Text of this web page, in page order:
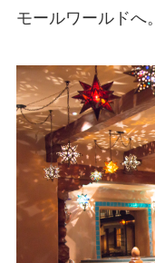
モールワールドへ。